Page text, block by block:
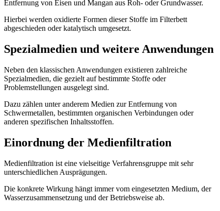
Entfernung von Eisen und Mangan aus Roh- oder Grundwasser.
Hierbei werden oxidierte Formen dieser Stoffe im Filterbett
abgeschieden oder katalytisch umgesetzt.
Spezialmedien und weitere Anwendungen
Neben den klassischen Anwendungen existieren zahlreiche
Spezialmedien, die gezielt auf bestimmte Stoffe oder
Problemstellungen ausgelegt sind.
Dazu zählen unter anderem Medien zur Entfernung von
Schwermetallen, bestimmten organischen Verbindungen oder
anderen spezifischen Inhaltsstoffen.
Einordnung der Medienfiltration
Medienfiltration ist eine vielseitige Verfahrensgruppe mit sehr
unterschiedlichen Ausprägungen.
Die konkrete Wirkung hängt immer vom eingesetzten Medium, der
Wasserzusammensetzung und der Betriebsweise ab.